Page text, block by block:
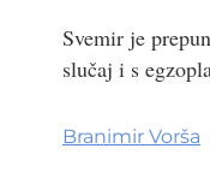
Svemir je
slučaj i s
Branimir Vorša